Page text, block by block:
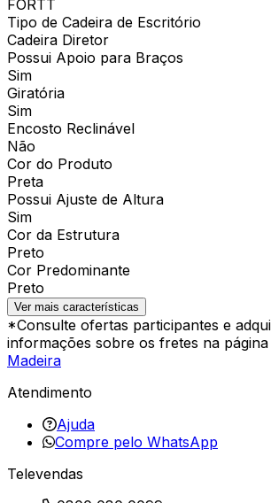
FORTT
Tipo de Cadeira de Escritório
Cadeira Diretor
Possui Apoio para Braços
Sim
Giratória
Sim
Encosto Reclinável
Não
Cor do Produto
Preta
Possui Ajuste de Altura
Sim
Cor da Estrutura
Preto
Cor Predominante
Preto
Ver mais características
*Consulte ofertas participantes e
informações sobre os fretes na página
Madeira
Atendimento
Ajuda
Compre pelo WhatsApp
Televendas